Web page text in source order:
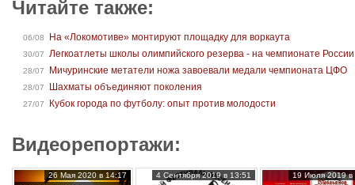
Читайте также:
06/08 На «Локомотиве» монтируют площадку для воркаута
30/07 Легкоатлеты школы олимпийского резерва - на чемпионате России
28/07 Мичуринские метатели ножа завоевали медали чемпионата ЦФО
28/07 Шахматы объединяют поколения
27/07 Кубок города по футболу: опыт против молодости
Видеорепортажи:
26 Мая 2020 в 14:17 4 Сентября 2019 в 13:51 19 Июля 2019 в